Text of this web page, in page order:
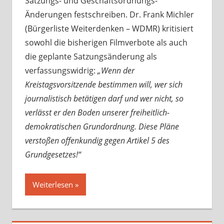
Änderungen festschreiben. Dr. Frank Michler
(Bürgerliste Weiterdenken – WDMR) kritisiert
sowohl die bisherigen Filmverbote als auch
die geplante Satzungsänderung als
verfassungswidrig: „Wenn der
Kreistagsvorsitzende bestimmen will, wer sich
journalistisch betätigen darf und wer nicht, so
verlässt er den Boden unserer freiheitlich-
demokratischen Grundordnung. Diese Pläne
verstoßen offenkundig gegen Artikel 5 des
Grundgesetzes!“
Weiterlesen